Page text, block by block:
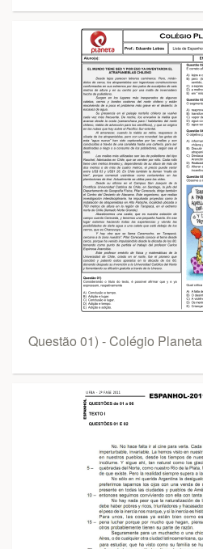
Questão 01) - Colégio Planeta